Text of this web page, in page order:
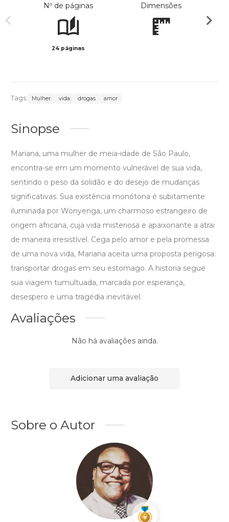
Nº de páginas
24 páginas
Dimensões
Tags: Mulher vida drogas amor
Sinopse
Mariana, uma mulher de meia-idade de São Paulo,
encontra-se em um momento vulnerável de sua vida,
sentindo o peso da solidão e do desejo de mudanças
significativas. Sua existência monótona é subitamente
iluminada por Wonyenga, um charmoso estrangeiro de
origem africana, cuja vida misteriosa e apaixonante a atrai
de maneira irresistível. Cega pelo amor e pela promessa
de uma nova vida, Mariana aceita uma proposta perigosa:
transportar drogas em seu estomago. A historia segue
sua viagem tumultuada, marcada por esperança,
desespero e uma tragédia inevitável.
Avaliações
Não há avaliações ainda.
Adicionar uma avaliação
Sobre o Autor